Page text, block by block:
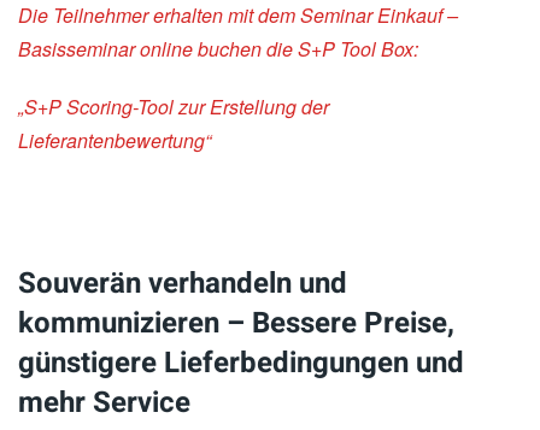
Die Teilnehmer erhalten mit dem Seminar Einkauf –
Basisseminar online buchen die S+P Tool Box:
„S+P Scoring-Tool zur Erstellung der
Lieferantenbewertung“
Souverän verhandeln und
kommunizieren – Bessere Preise,
günstigere Lieferbedingungen und
mehr Service